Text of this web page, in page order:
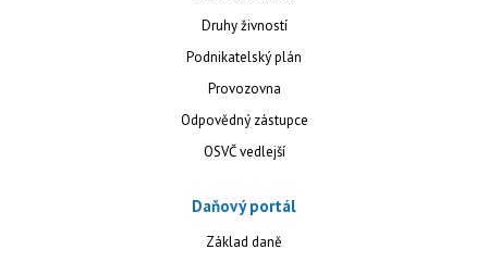
Druhy živností
Podnikatelský plán
Provozovna
Odpovědný zástupce
OSVČ vedlejší
Daňový portál
Základ daně